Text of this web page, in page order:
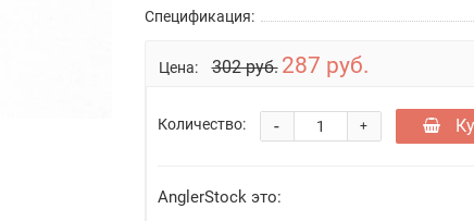
Спецификация:
Цена: 302 руб. 287 руб.
Количество: +
-
AnglerStock это: